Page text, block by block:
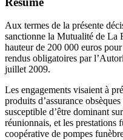
Aux termes de la présente
sanctionne la Mutualité de La
hauteur de 200 000 euros
rendus obligatoires par
juillet 2009.
Les engagements visaient à
produits d’assurance
susceptible d’être dominant
réunionnais, et les prestations
coopérative de pompes